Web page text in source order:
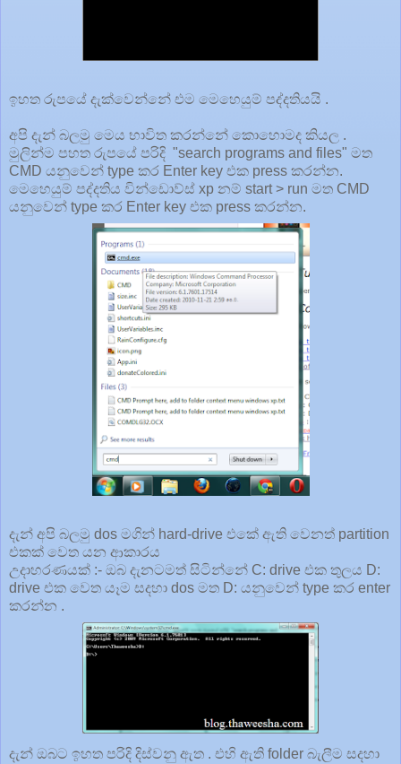
ඉහත රුපයේ දැක්වෙන්නේ එම මෙහෙයුම් පද්දතියයි .
අපි දැන් බලමු මෙය භාවිත කරන්නේ කොහොමද කියල .
මුලින්ම පහත රුපයේ පරිදි "search programs and files" මත
CMD යනුවෙන් type කර Enter key එක press කරන්න.
මෙහෙයුම් පද්දතිය වින්ඩොව්ස් xp නම් start > run මත CMD
යනුවෙන් type කර Enter key එක press කරන්න.
දැන් අපි බලමු dos මගින් hard-drive එකේ ඇති වෙනත් partition
එකක් වෙත යන ආකාරය
උදාහරණයක් :- ඔබ දැනටමත් සිටින්නේ C: drive එක තුලය D:
drive එක වෙත යෑම සදහා dos මත D: යනුවෙන් type කර enter
කරන්න .
දැන් ඔබට ඉහත පරිදි දිස්වනු ඇත . එහි ඇති folder බැලීම සදහා